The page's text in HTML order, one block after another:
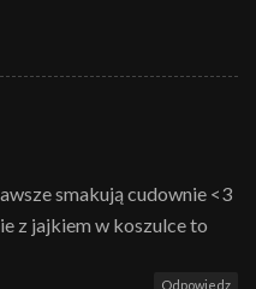
smakują cudownie <3
z jajkiem w koszulce to
Odpowiedz